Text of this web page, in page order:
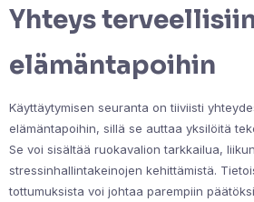
Yhteys
elämäntapoihin
Käyttäytymisen seuranta on tiiviisti
elämäntapoihin, sillä se auttaa yksilöitä
Se voi sisältää ruokavalion tarkkailua,
stressinhallintakeinojen kehittämistä.
tottumuksista voi johtaa parempiin